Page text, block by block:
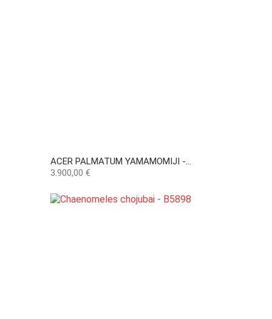
ACER PALMATUM YAMAMOMIJI -...
Precio
3.900,00 €